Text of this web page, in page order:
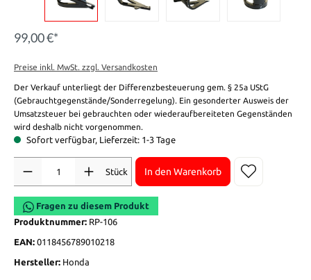
99,00 €*
Preise inkl. MwSt. zzgl. Versandkosten
Der Verkauf unterliegt der Differenzbesteuerung gem. § 25a UStG
(Gebrauchtgegenstände/Sonderregelung). Ein gesonderter Ausweis der
Umsatzsteuer bei gebrauchten oder wiederaufbereiteten Gegenständen
wird deshalb nicht vorgenommen.
Sofort verfügbar, Lieferzeit: 1-3 Tage
Stück
In den Warenkorb
Fragen zu diesem Produkt
Produktnummer: RP-106
EAN: 0118456789010218
Hersteller: Honda